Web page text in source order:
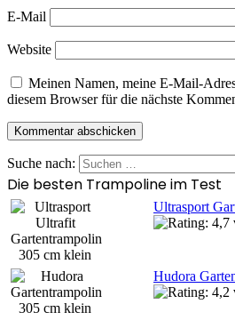
E-Mail
Website
Meinen Namen, meine E-Mail-
diesem Browser für die nächste
Suche nach:
Die besten Trampoline im Test
Ultrasport
Hudora